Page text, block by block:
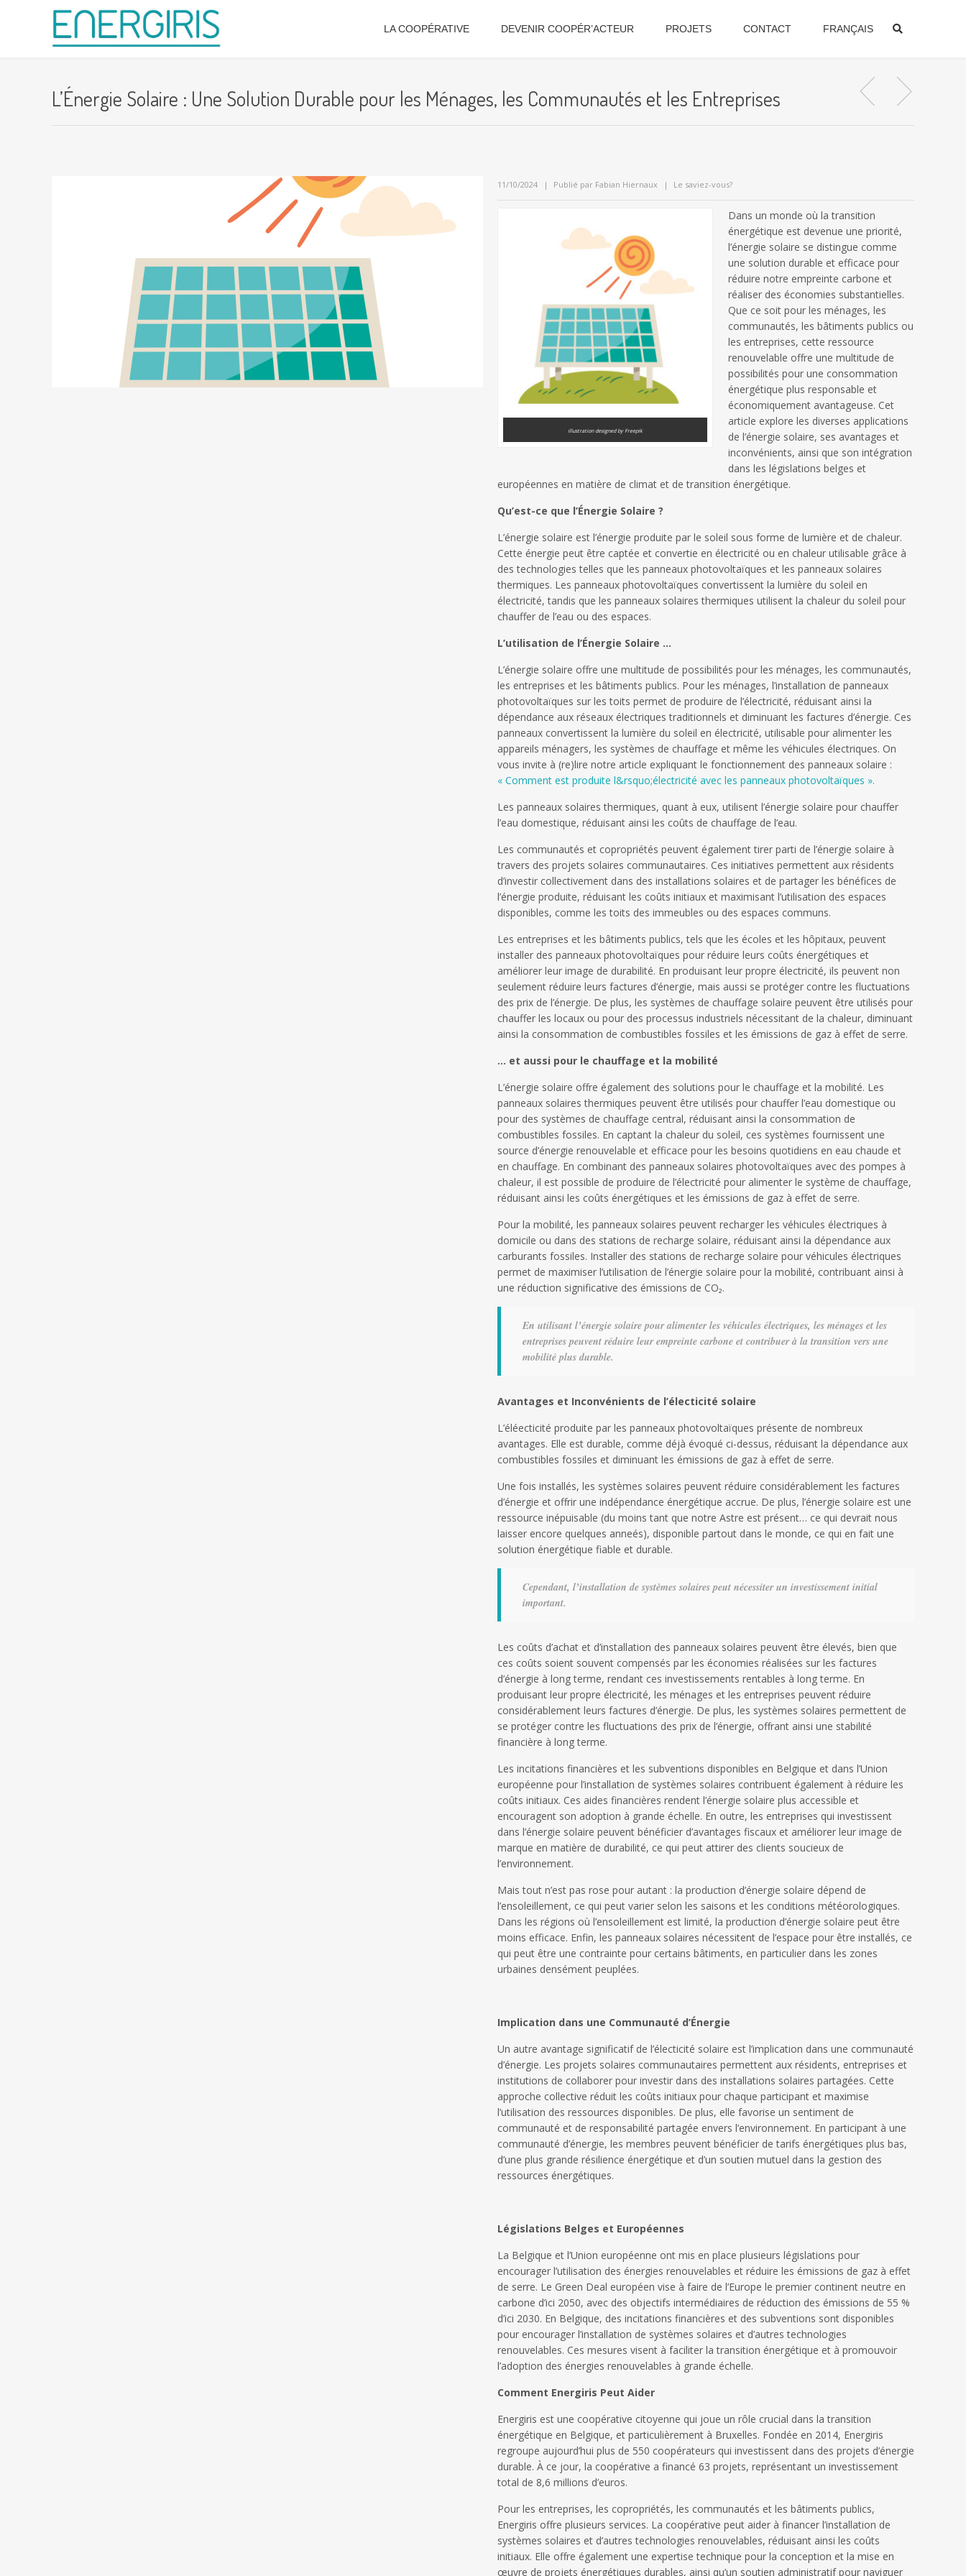
LA COOPÉRATIVE DEVENIR COOPÉR’ACTEUR PROJETS CONTACT FRANÇAIS
L’Énergie Solaire : Une Solution Durable pour les Ménages, les Communautés et les Entreprises
11/10/2024 Publié par Fabian Hiernaux Le saviez-vous?
illustration designed by Freepik
Dans un monde où la transition
énergétique est devenue une priorité,
l’énergie solaire se distingue comme
une solution durable et efficace pour
réduire notre empreinte carbone et
réaliser des économies substantielles.
Que ce soit pour les ménages, les
communautés, les bâtiments publics ou
les entreprises, cette ressource
renouvelable offre une multitude de
possibilités pour une consommation
énergétique plus responsable et
économiquement avantageuse. Cet
article explore les diverses applications
de l’énergie solaire, ses avantages et
inconvénients, ainsi que son intégration
dans les législations belges et
européennes en matière de climat et de transition énergétique.
Qu’est-ce que l’Énergie Solaire ?
L’énergie solaire est l’énergie produite par le soleil sous forme de lumière et de chaleur.
Cette énergie peut être captée et convertie en électricité ou en chaleur utilisable grâce à
des technologies telles que les panneaux photovoltaïques et les panneaux solaires
thermiques. Les panneaux photovoltaïques convertissent la lumière du soleil en
électricité, tandis que les panneaux solaires thermiques utilisent la chaleur du soleil pour
chauffer de l’eau ou des espaces.
L’utilisation de l’Énergie Solaire …
L’énergie solaire offre une multitude de possibilités pour les ménages, les communautés,
les entreprises et les bâtiments publics. Pour les ménages, l’installation de panneaux
photovoltaïques sur les toits permet de produire de l’électricité, réduisant ainsi la
dépendance aux réseaux électriques traditionnels et diminuant les factures d’énergie. Ces
panneaux convertissent la lumière du soleil en électricité, utilisable pour alimenter les
appareils ménagers, les systèmes de chauffage et même les véhicules électriques. On
vous invite à (re)lire notre article expliquant le fonctionnement des panneaux solaire :
« Comment est produite l&rsquo;électricité avec les panneaux photovoltaïques ».
Les panneaux solaires thermiques, quant à eux, utilisent l’énergie solaire pour chauffer
l’eau domestique, réduisant ainsi les coûts de chauffage de l’eau.
Les communautés et copropriétés peuvent également tirer parti de l’énergie solaire à
travers des projets solaires communautaires. Ces initiatives permettent aux résidents
d’investir collectivement dans des installations solaires et de partager les bénéfices de
l’énergie produite, réduisant les coûts initiaux et maximisant l’utilisation des espaces
disponibles, comme les toits des immeubles ou des espaces communs.
Les entreprises et les bâtiments publics, tels que les écoles et les hôpitaux, peuvent
installer des panneaux photovoltaïques pour réduire leurs coûts énergétiques et
améliorer leur image de durabilité. En produisant leur propre électricité, ils peuvent non
seulement réduire leurs factures d’énergie, mais aussi se protéger contre les fluctuations
des prix de l’énergie. De plus, les systèmes de chauffage solaire peuvent être utilisés pour
chauffer les locaux ou pour des processus industriels nécessitant de la chaleur, diminuant
ainsi la consommation de combustibles fossiles et les émissions de gaz à effet de serre.
… et aussi pour le chauffage et la mobilité
L’énergie solaire offre également des solutions pour le chauffage et la mobilité. Les
panneaux solaires thermiques peuvent être utilisés pour chauffer l’eau domestique ou
pour des systèmes de chauffage central, réduisant ainsi la consommation de
combustibles fossiles. En captant la chaleur du soleil, ces systèmes fournissent une
source d’énergie renouvelable et efficace pour les besoins quotidiens en eau chaude et
en chauffage. En combinant des panneaux solaires photovoltaïques avec des pompes à
chaleur, il est possible de produire de l’électricité pour alimenter le système de chauffage,
réduisant ainsi les coûts énergétiques et les émissions de gaz à effet de serre.
Pour la mobilité, les panneaux solaires peuvent recharger les véhicules électriques à
domicile ou dans des stations de recharge solaire, réduisant ainsi la dépendance aux
carburants fossiles. Installer des stations de recharge solaire pour véhicules électriques
permet de maximiser l’utilisation de l’énergie solaire pour la mobilité, contribuant ainsi à
une réduction significative des émissions de CO₂.
En utilisant l’énergie solaire pour alimenter les véhicules électriques, les ménages et les
entreprises peuvent réduire leur empreinte carbone et contribuer à la transition vers une
mobilité plus durable.
Avantages et Inconvénients de l’électicité solaire
L’éléecticité produite par les panneaux photovoltaïques présente de nombreux
avantages. Elle est durable, comme déjà évoqué ci-dessus, réduisant la dépendance aux
combustibles fossiles et diminuant les émissions de gaz à effet de serre.
Une fois installés, les systèmes solaires peuvent réduire considérablement les factures
d’énergie et offrir une indépendance énergétique accrue. De plus, l’énergie solaire est une
ressource inépuisable (du moins tant que notre Astre est présent… ce qui devrait nous
laisser encore quelques anneés), disponible partout dans le monde, ce qui en fait une
solution énergétique fiable et durable.
Cependant, l’installation de systèmes solaires peut nécessiter un investissement initial
important.
Les coûts d’achat et d’installation des panneaux solaires peuvent être élevés, bien que
ces coûts soient souvent compensés par les économies réalisées sur les factures
d’énergie à long terme, rendant ces investissements rentables à long terme. En
produisant leur propre électricité, les ménages et les entreprises peuvent réduire
considérablement leurs factures d’énergie. De plus, les systèmes solaires permettent de
se protéger contre les fluctuations des prix de l’énergie, offrant ainsi une stabilité
financière à long terme.
Les incitations financières et les subventions disponibles en Belgique et dans l’Union
européenne pour l’installation de systèmes solaires contribuent également à réduire les
coûts initiaux. Ces aides financières rendent l’énergie solaire plus accessible et
encouragent son adoption à grande échelle. En outre, les entreprises qui investissent
dans l’énergie solaire peuvent bénéficier d’avantages fiscaux et améliorer leur image de
marque en matière de durabilité, ce qui peut attirer des clients soucieux de
l’environnement.
Mais tout n’est pas rose pour autant : la production d’énergie solaire dépend de
l’ensoleillement, ce qui peut varier selon les saisons et les conditions météorologiques.
Dans les régions où l’ensoleillement est limité, la production d’énergie solaire peut être
moins efficace. Enfin, les panneaux solaires nécessitent de l’espace pour être installés, ce
qui peut être une contrainte pour certains bâtiments, en particulier dans les zones
urbaines densément peuplées.
Implication dans une Communauté d’Énergie
Un autre avantage significatif de l’électicité solaire est l’implication dans une communauté
d’énergie. Les projets solaires communautaires permettent aux résidents, entreprises et
institutions de collaborer pour investir dans des installations solaires partagées. Cette
approche collective réduit les coûts initiaux pour chaque participant et maximise
l’utilisation des ressources disponibles. De plus, elle favorise un sentiment de
communauté et de responsabilité partagée envers l’environnement. En participant à une
communauté d’énergie, les membres peuvent bénéficier de tarifs énergétiques plus bas,
d’une plus grande résilience énergétique et d’un soutien mutuel dans la gestion des
ressources énergétiques.
Législations Belges et Européennes
La Belgique et l’Union européenne ont mis en place plusieurs législations pour
encourager l’utilisation des énergies renouvelables et réduire les émissions de gaz à effet
de serre. Le Green Deal européen vise à faire de l’Europe le premier continent neutre en
carbone d’ici 2050, avec des objectifs intermédiaires de réduction des émissions de 55 %
d’ici 2030. En Belgique, des incitations financières et des subventions sont disponibles
pour encourager l’installation de systèmes solaires et d’autres technologies
renouvelables. Ces mesures visent à faciliter la transition énergétique et à promouvoir
l’adoption des énergies renouvelables à grande échelle.
Comment Energiris Peut Aider
Energiris est une coopérative citoyenne qui joue un rôle crucial dans la transition
énergétique en Belgique, et particulièrement à Bruxelles. Fondée en 2014, Energiris
regroupe aujourd’hui plus de 550 coopérateurs qui investissent dans des projets d’énergie
durable. À ce jour, la coopérative a financé 63 projets, représentant un investissement
total de 8,6 millions d’euros.
Pour les entreprises, les copropriétés, les communautés et les bâtiments publics,
Energiris offre plusieurs services. La coopérative peut aider à financer l’installation de
systèmes solaires et d’autres technologies renouvelables, réduisant ainsi les coûts
initiaux. Elle offre également une expertise technique pour la conception et la mise en
œuvre de projets énergétiques durables, ainsi qu’un soutien administratif pour naviguer